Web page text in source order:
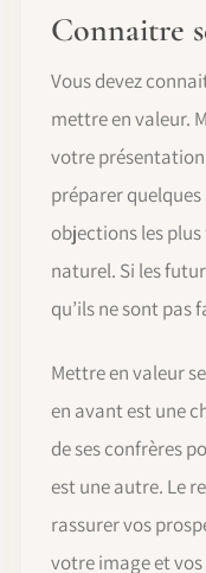
Connaitre
Vous devez
mettre en valeur.
votre
préparer
objections les
naturel. Si les
qu’ils ne sont pas
Mettre en valeur
en avant est une
de ses confrères
est une autre. Le
rassurer vos
votre image et